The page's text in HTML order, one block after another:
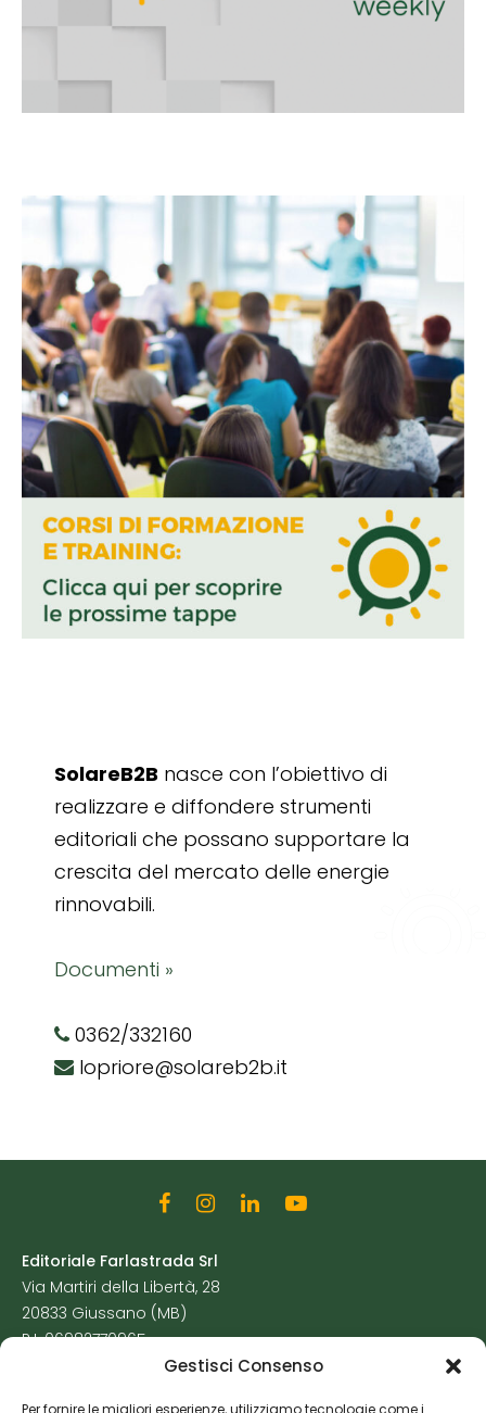
Gestisci Consenso
Per fornire le migliori esperienze, utilizziamo tecnologie come i
SolareB2B nasce con l’obiettivo di
realizzare e diffondere strumenti
editoriali che possano supportare la
crescita del mercato delle energie
rinnovabili.
Documenti »
0362/332160
lopriore@solareb2b.it
Editoriale Farlastrada Srl
Via Martiri della Libertà, 28
20833 Giussano (MB)
P.I. 06982770965